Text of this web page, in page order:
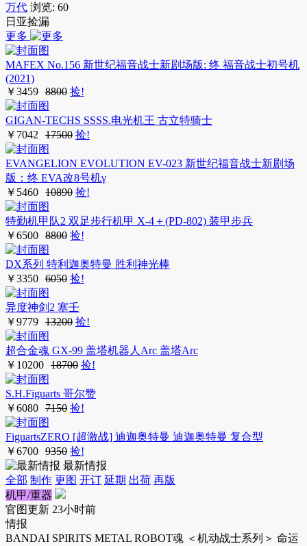
万代 浏览: 60
日亚捡漏
更多
MAFEX No.156 新世纪福音战士新剧场版: 终 福音战士初号机
(2021)
￥3459 8800 捡!
GIGAN-TECHS SSSS.电光机王 古立特骑士
￥ 7042 17500 捡!
EVANGELION EVOLUTION EV-023 新世纪福音战士新剧场
版：终 EVA改8号机γ
￥ 5460 10890 捡!
特勤机甲队2 双足步行机甲 X-4＋(PD-802) 装甲步兵
￥6500 8800 捡!
DX系列 特利迦奥特曼 胜利神光棒
￥3350 6050 捡!
异度神剑2 塞壬
￥9779 13200 捡!
超合金魂 GX-99 盖塔机器人Arc 盖塔Arc
￥ 10200 18700 捡!
S.H.Figuarts 哥尔赞
￥6080 7150 捡!
FiguartsZERO [超激战] 迪迦奥特曼 迪迦奥特曼 复合型
￥6700 9350 捡!
最新情报
全部 制作 更图 开订 延期 出荷 再版
机甲/重器
官图更新 23小时前
情报
BANDAI SPIRITS METAL ROBOT魂 ＜机动战士系列＞ 命运